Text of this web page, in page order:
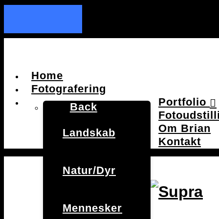
Home
Fotografering
Portfolio
Back
Landskab
Natur/Dyr
Mennesker
Om Brian
Kontakt